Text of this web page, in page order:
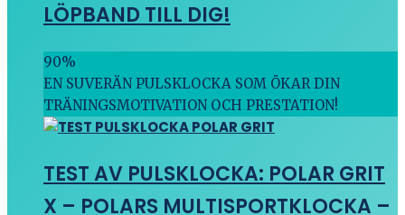
LÖPBAND TILL DIG!
90%
EN SUVERÄN PULSKLOCKA SOM ÖKAR DIN
TRÄNINGSMOTIVATION OCH PRESTATION!
TEST AV PULSKLOCKA: POLAR GRIT
X – POLARS MULTISPORTKLOCKA –